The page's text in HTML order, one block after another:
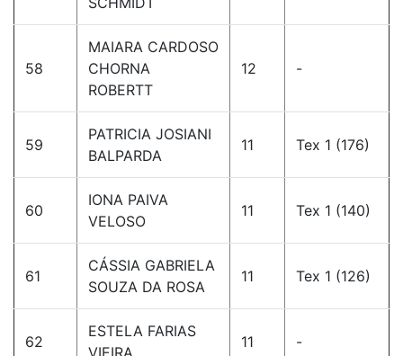
58
MAIARA CARDOSO
CHORNA
ROBERTT
12 -
59
PATRICIA JOSIANI
BALPARDA
11 Tex 1 (176)
60
IONA PAIVA
VELOSO
11 Tex 1 (140)
61
CÁSSIA GABRIELA
SOUZA DA ROSA
11 Tex 1 (126)
62
ESTELA FARIAS
VIEIRA
11 -